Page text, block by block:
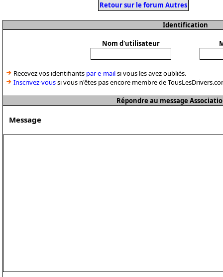
Retour sur le forum Autres
Identification
Nom d'utilisateur
Recevez vos identifiants par e-mailsi vous les avez oubliés.
Inscrivez-voussi vous n'êtes pas encore membre de
Répondre au message
Message